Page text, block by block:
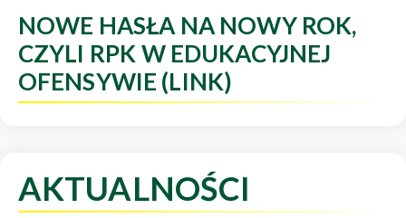
NOWE HASŁA NA NOWY ROK,
CZYLI RPK W EDUKACYJNEJ
OFENSYWIE (LINK)
AKTUALNOŚCI